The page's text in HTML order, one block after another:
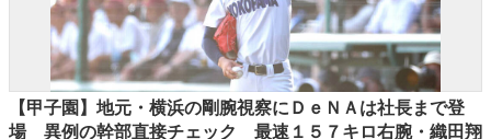
【甲子園】地元・横浜の剛腕視察にＤｅＮＡは社長まで登
場 異例の幹部直接チェック 最速１５７キロ右腕・織田翔